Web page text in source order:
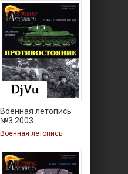
Военная летопись
№3 2003.
Военная летопись